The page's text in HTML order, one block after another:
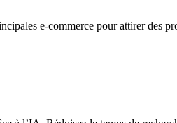
e-commerce pour attirer des